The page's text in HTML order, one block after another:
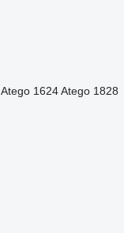
Atego 1624 Atego 1828